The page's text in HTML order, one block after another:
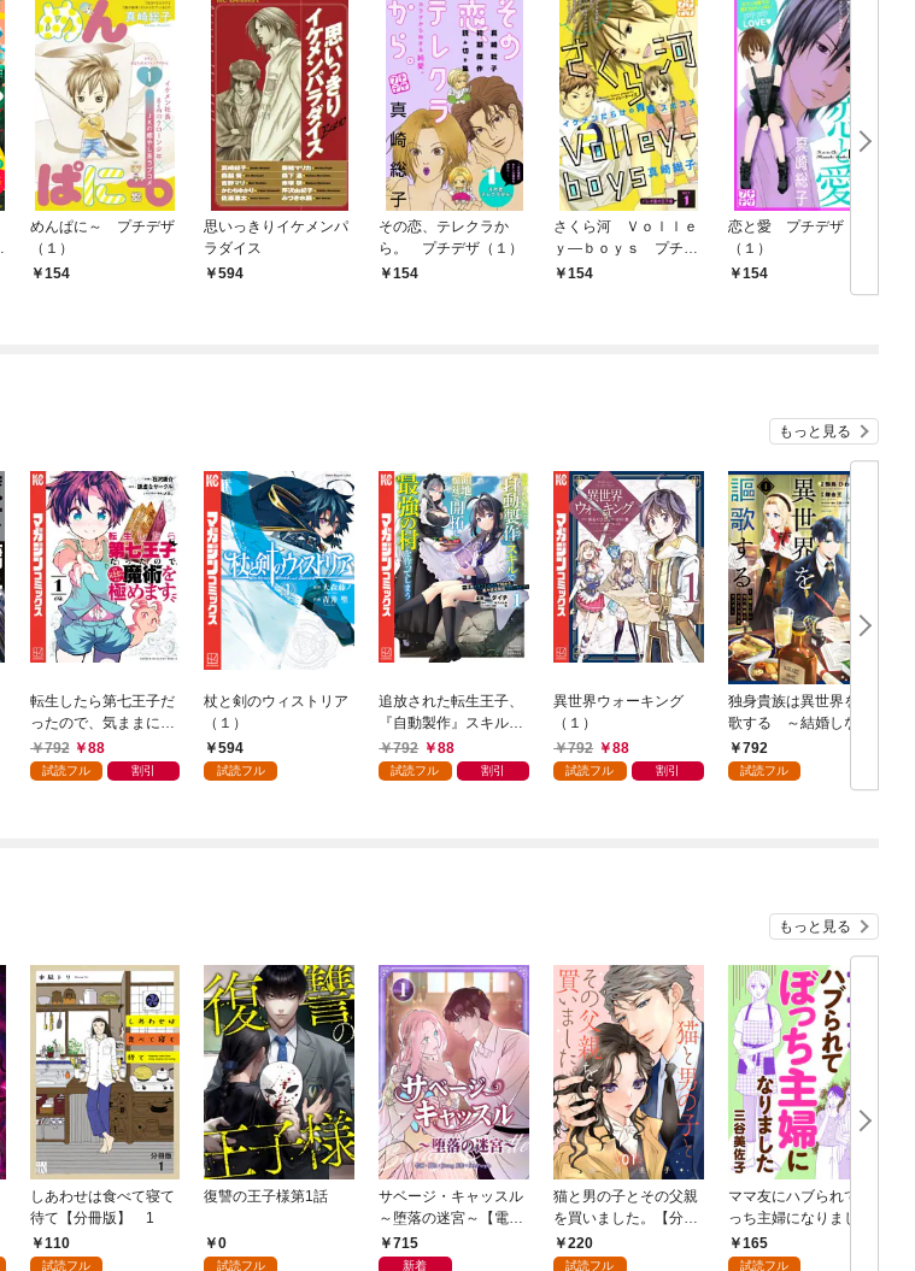
めんぱに～ プチデザ
（１）
154
思いっきりイケメンパ
ラダイス
594
その恋、テレクラか
ら。 プチデザ（１）
154
さくら河 Ｖｏｌｌｅ
ｙ―ｂｏｙｓ プチデ
ザ（１）
154
恋と愛 プチデザ
（１）
154
もっと見る
転生したら第七王子だ
ったので、気ままに魔
術を極めます（１）
792 88
試読フル 割引
杖と剣のウィストリア
（１）
594
試読フル
追放された転生王子、
『自動製作』スキルで
領地を爆速で開拓し最
強の村を作ってしまう
792 88
試読フル 割引
異世界ウォーキング
（１）
792
88
試読フル 割引
独身貴族は異世界を謳
歌する ～結婚しない
男の優雅なおひとりさ
まライフ～（１）
792
試読フル
もっと見る
しあわせは食べて寝て
待て【分冊版】 1
110
試読フル
復讐の王子様第1話
0
試読フル
サベージ・キャッスル
～堕落の迷宮～【電子
単行本版】 第1巻
715
新着
猫と男の子とその父親
を買いました。【分冊
版】 1
220
試読フル
ママ友にハブられてぼ
っち主婦になりました
【分冊版】 1
165
試読フル